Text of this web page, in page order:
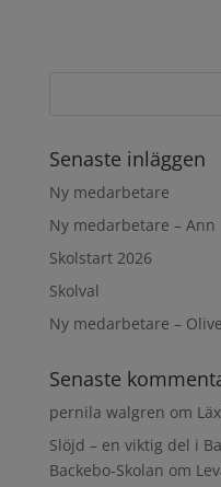
Senaste inläggen
Ny medarbetare
Ny medarbetare – Ann
Skolstart 2026
Skolval
Ny medarbetare –
Senaste
pernila walgren om
Slöjd – en viktig del i
Backebo-Skolan om